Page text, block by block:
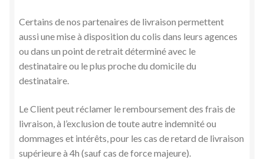
Certains de nos partenaires de livraison permettent
aussi une mise à disposition du colis dans leurs agences
ou dans un point de retrait déterminé avec le
destinataire ou le plus proche du domicile du
destinataire.
Le Client peut réclamer le remboursement des frais de
livraison, à l’exclusion de toute autre indemnité ou
dommages et intérêts, pour les cas de retard de livraison
supérieure à 4h (sauf cas de force majeure).